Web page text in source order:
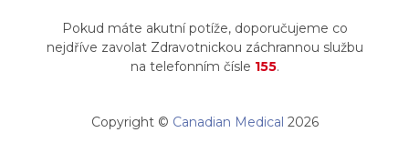
Pokud máte akutní potíže, doporučujeme co
nejdříve zavolat Zdravotnickou záchrannou službu
na telefonním čísle 155.
Copyright © Canadian Medical 2026